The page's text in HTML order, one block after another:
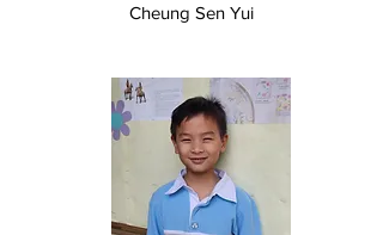
Cheung Sen Yui